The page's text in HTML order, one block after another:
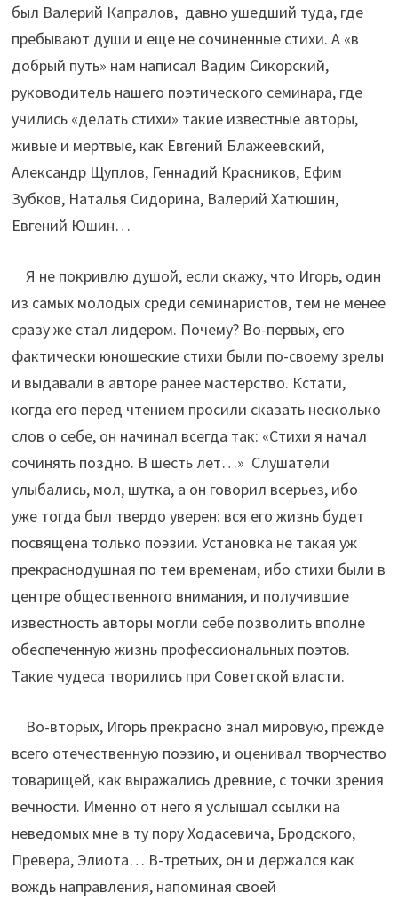
был Валерий Капралов, давно ушедший туда, где
пребывают души и еще не сочиненные стихи. А «в
добрый путь» нам написал Вадим Сикорский,
руководитель нашего поэтического семинара, где
учились «делать стихи» такие известные авторы,
живые и мертвые, как Евгений Блажеевский,
Александр Щуплов, Геннадий Красников, Ефим
Зубков, Наталья Сидорина, Валерий Хатюшин,
Евгений Юшин…
Я не покривлю душой, если скажу, что Игорь, один
из самых молодых среди семинаристов, тем не менее
сразу же стал лидером. Почему? Во-первых, его
фактически юношеские стихи были по-своему зрелы
и выдавали в авторе ранее мастерство. Кстати,
когда его перед чтением просили сказать несколько
слов о себе, он начинал всегда так: «Стихи я начал
сочинять поздно. В шесть лет…» Слушатели
улыбались, мол, шутка, а он говорил всерьез, ибо
уже тогда был твердо уверен: вся его жизнь будет
посвящена только поэзии. Установка не такая уж
прекраснодушная по тем временам, ибо стихи были в
центре общественного внимания, и получившие
известность авторы могли себе позволить вполне
обеспеченную жизнь профессиональных поэтов.
Такие чудеса творились при Советской власти.
Во-вторых, Игорь прекрасно знал мировую, прежде
всего отечественную поэзию, и оценивал творчество
товарищей, как выражались древние, с точки зрения
вечности. Именно от него я услышал ссылки на
неведомых мне в ту пору Ходасевича, Бродского,
Превера, Элиота… В-третьих, он и держался как
вождь направления, напоминая своей